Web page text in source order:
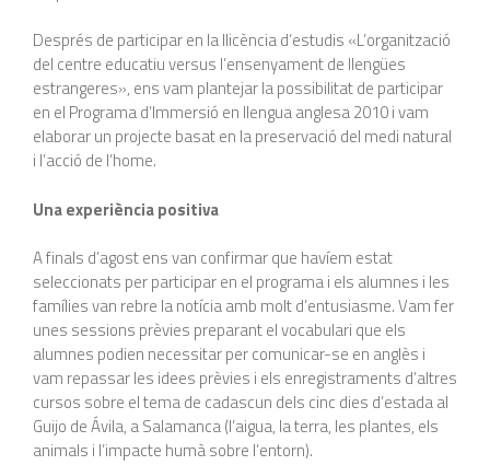
Després de participar en la llicència d’estudis «L’organització
del centre educatiu versus l’ensenyament de llengües
estrangeres», ens vam plantejar la possibilitat de participar
en el Programa d’Immersió en llengua anglesa 2010 i vam
elaborar un projecte basat en la preservació del medi natural
i l’acció de l’home.
Una experiència positiva
A finals d’agost ens van confirmar que havíem estat
seleccionats per participar en el programa i els alumnes i les
famílies van rebre la notícia amb molt d’entusiasme. Vam fer
unes sessions prèvies preparant el vocabulari que els
alumnes podien necessitar per comunicar-se en anglès i
vam repassar les idees prèvies i els enregistraments d’altres
cursos sobre el tema de cadascun dels cinc dies d’estada al
Guijo de Ávila, a Salamanca (l’aigua, la terra, les plantes, els
animals i l’impacte humà sobre l’entorn).